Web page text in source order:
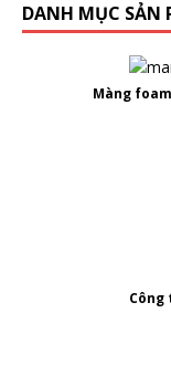
DANH MỤC SẢN
Màng
Công